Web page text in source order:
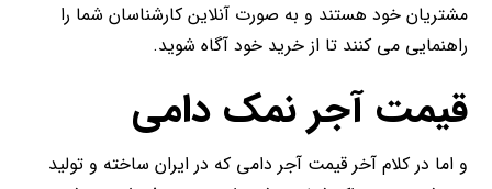
مشتریان خود هستند و به صورت آنلاین کارشناسان شما را
راهنمایی می کنند تا از خرید خود آگاه شوید.
قیمت آجر نمک دامی
و اما در کلام آخر قیمت آجر دامی که در ایران ساخته و تولید